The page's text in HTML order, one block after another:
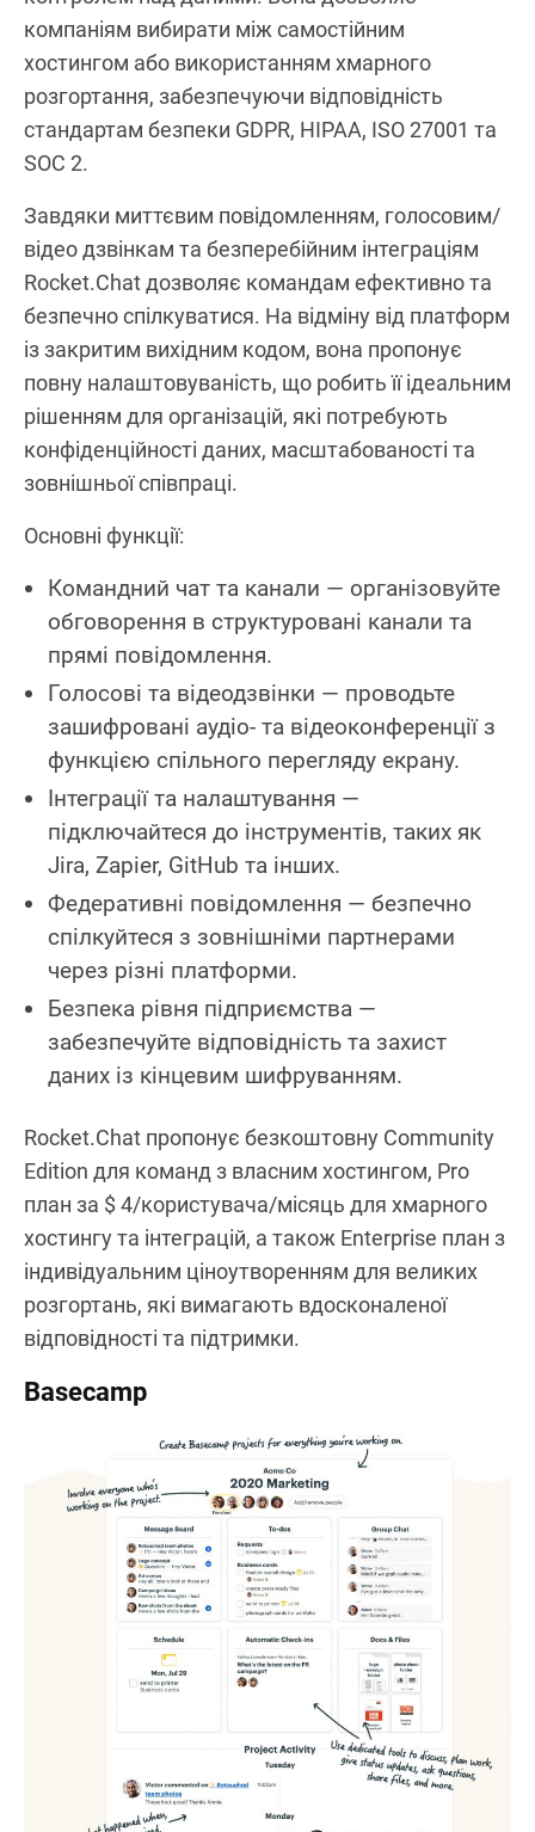
компаніям вибирати між самостійним
хостингом або використанням хмарного
розгортання, забезпечуючи відповідність
стандартам безпеки GDPR, HIPAA, ISO 27001 та
SOC 2.
Завдяки миттєвим повідомленням, голосовим/
відео дзвінкам та безперебійним інтеграціям
Rocket.Chat дозволяє командам ефективно та
безпечно спілкуватися. На відміну від платформ
із закритим вихідним кодом, вона пропонує
повну налаштовуваність, що робить її ідеальним
рішенням для організацій, які потребують
конфіденційності даних, масштабованості та
зовнішньої співпраці.
Основні функції:
Командний чат та канали — організовуйте
обговорення в структуровані канали та
прямі повідомлення.
Голосові та відеодзвінки — проводьте
зашифровані аудіо- та відеоконференції з
функцією спільного перегляду екрану.
Інтеграції та налаштування —
підключайтеся до інструментів, таких як
Jira, Zapier, GitHub та інших.
Федеративні повідомлення — безпечно
спілкуйтеся з зовнішніми партнерами
через різні платформи.
Безпека рівня підприємства —
забезпечуйте відповідність та захист
даних із кінцевим шифруванням.
Rocket.Chat пропонує безкоштовну Community
Edition для команд з власним хостингом, Pro
план за $ 4/користувача/місяць для хмарного
хостингу та інтеграцій, а також Enterprise план з
індивідуальним ціноутворенням для великих
розгортань, які вимагають вдосконаленої
відповідності та підтримки.
Basecamp